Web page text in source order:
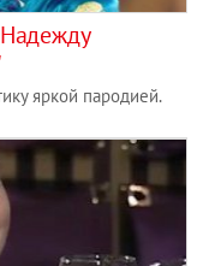
яркой пародией.